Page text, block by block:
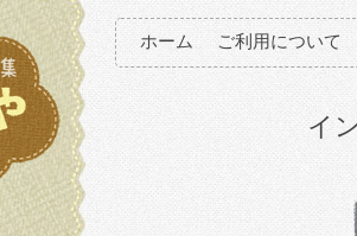
ホーム ご利用について
イ